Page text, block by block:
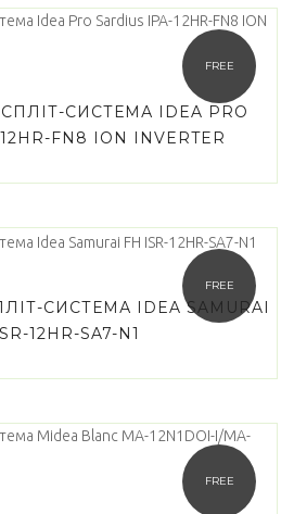
FREE
СИСТЕМА IDEA PRO
FN8 ION INVERTER
FREE
СИСТЕМА IDEA SAMURAI
12HR-SA7-N1
FREE